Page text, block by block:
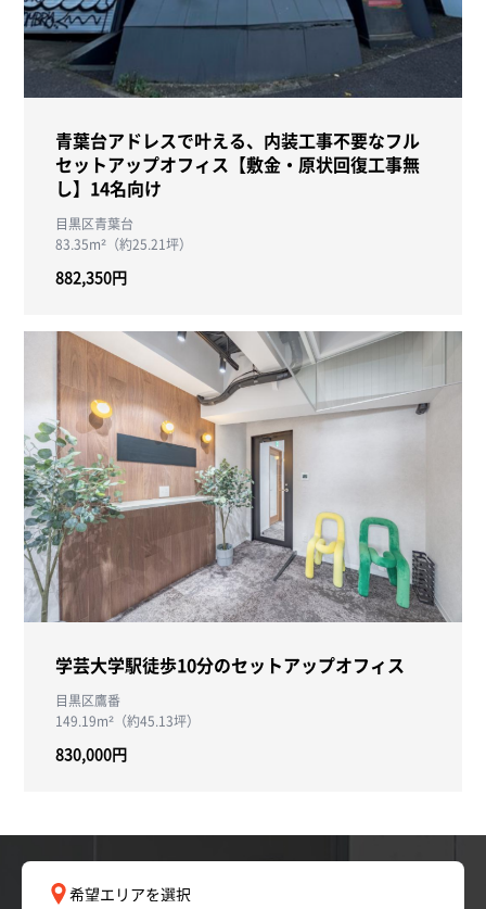
青葉台アドレスで叶える、内装工事不要なフル
セットアップオフィス【敷金・原状回復工事無
し】14名向け
目黒区青葉台
83.35m²（約25.21坪）
882,350円
学芸大学駅徒歩10分のセットアップオフィス
目黒区鷹番
149.19m²（約45.13坪）
830,000円
希望エリアを選択